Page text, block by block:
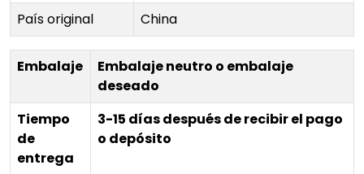
País original
China
Embalaje
Embalaje neutro o embalaje
deseado
Tiempo
de
entrega
3-15 días después de recibir el pago
o depósito